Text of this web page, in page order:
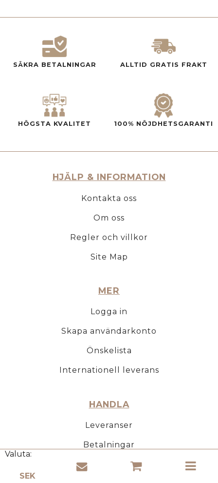
Valuta:
SÄKRA BETALNINGAR ALLTID GRATIS FRAKT
HÖGSTA KVALITET 100% NÖJDHETSGARANTI
HJÄLP & INFORMATION
Kontakta oss
Om oss
Regler och villkor
Site Map
MER
Logga in
Skapa användarkonto
Önskelista
Internationell leverans
HANDLA
Leveranser
Betalningar